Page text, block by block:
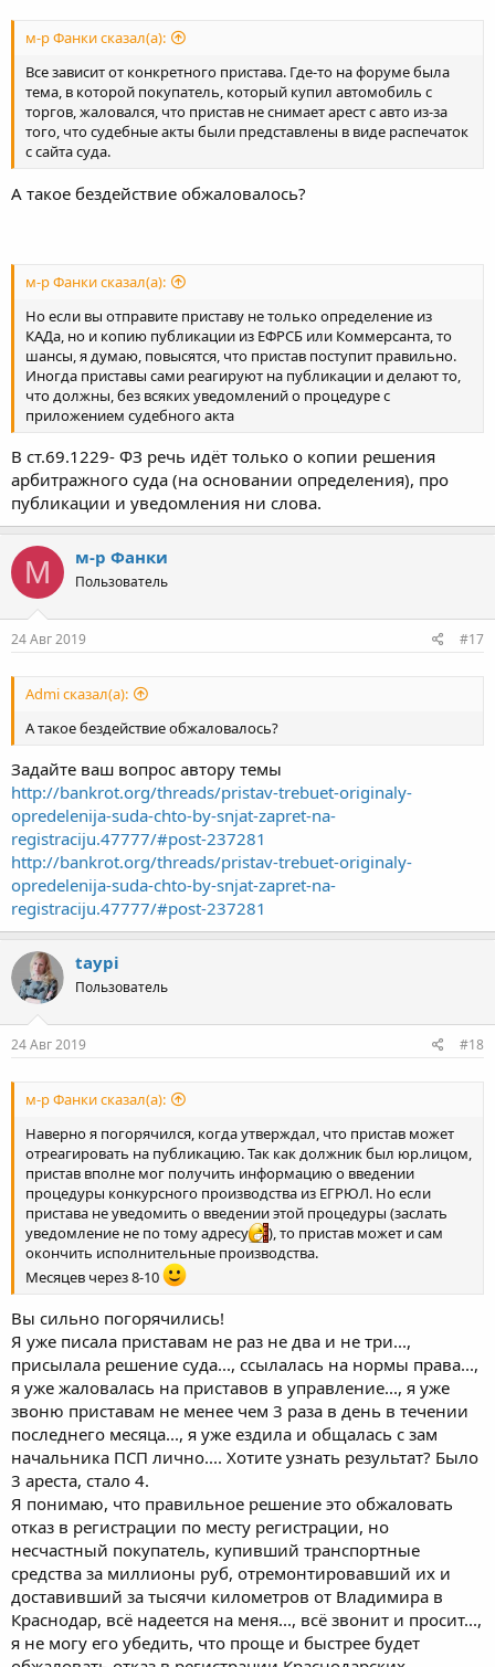
м-р Фанки сказал(а):
Все зависит от конкретного пристава. Где-то на форуме была
тема, в которой покупатель, который купил автомобиль с
торгов, жаловался, что пристав не снимает арест с авто из-за
того, что судебные акты были представлены в виде распечаток
с сайта суда.
А такое бездействие обжаловалось?
м-р Фанки сказал(а):
Но если вы отправите приставу не только определение из
КАДа, но и копию публикации из ЕФРСБ или Коммерсанта, то
шансы, я думаю, повысятся, что пристав поступит правильно.
Иногда приставы сами реагируют на публикации и делают то,
что должны, без всяких уведомлений о процедуре с
приложением судебного акта
В ст.69.1229- ФЗ речь идёт только о копии решения
арбитражного суда (на основании определения), про
публикации и уведомления ни слова.
М м-р Фанки
Пользователь
24 Авг 2019 #17
Admi сказал(а):
А такое бездействие обжаловалось?
Задайте ваш вопрос автору темы
http://bankrot.org/threads/pristav-trebuet-originaly-
opredelenija-suda-chto-by-snjat-zapret-na-
registraciju.47777/#post-237281
http://bankrot.org/threads/pristav-trebuet-originaly-
opredelenija-suda-chto-by-snjat-zapret-na-
registraciju.47777/#post-237281
taypi
Пользователь
24 Авг 2019 #18
м-р Фанки сказал(а):
Наверно я погорячился, когда утверждал, что пристав может
отреагировать на публикацию. Так как должник был юр.лицом,
пристав вполне мог получить информацию о введении
процедуры конкурсного производства из ЕГРЮЛ. Но если
пристава не уведомить о введении этой процедуры (заслать
уведомление не по тому адресу
), то пристав может и сам
окончить исполнительные производства.
Месяцев через 8-10
Вы сильно погорячились!
Я уже писала приставам не раз не два и не три...,
присылала решение суда..., ссылалась на нормы права...,
я уже жаловалась на приставов в управление..., я уже
звоню приставам не менее чем 3 раза в день в течении
последнего месяца..., я уже ездила и общалась с зам
начальника ПСП лично.... Хотите узнать результат? Было
3 ареста, стало 4.
Я понимаю, что правильное решение это обжаловать
отказ в регистрации по месту регистрации, но
несчастный покупатель, купивший транспортные
средства за миллионы руб, отремонтировавший их и
доставивший за тысячи километров от Владимира в
Краснодар, всё надеется на меня..., всё звонит и просит...,
я не могу его убедить, что проще и быстрее будет